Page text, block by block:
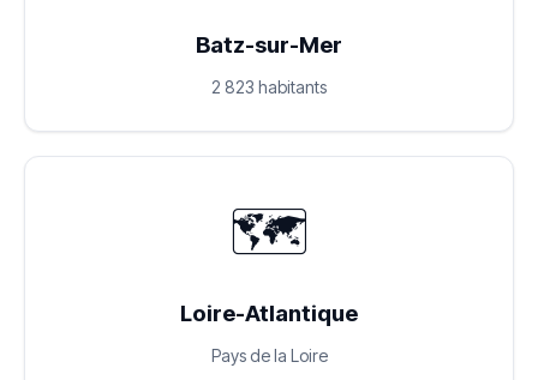
Batz-sur-Mer
2 823 habitants
🗺️
Loire-Atlantique
Pays de la Loire